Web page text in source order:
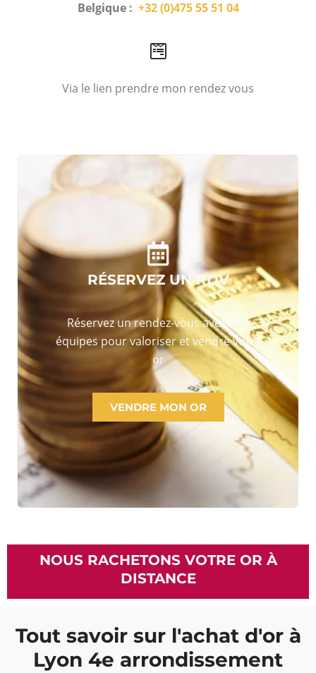
Belgique : +32 (0)475 55 51 04
Via le lien prendre mon rendez vous
RÉSERVEZ UN RDV
Réservez un rendez-vous avec nos
équipes pour valoriser et vendre votre
or
VENDRE MON OR
NOUS RACHETONS VOTRE OR À
DISTANCE
Tout savoir sur l'achat d'or à
Lyon 4e arrondissement